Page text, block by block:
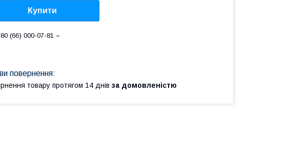
Купити
(66) 000-07-81
товару протягом 14 днів за домовленістю